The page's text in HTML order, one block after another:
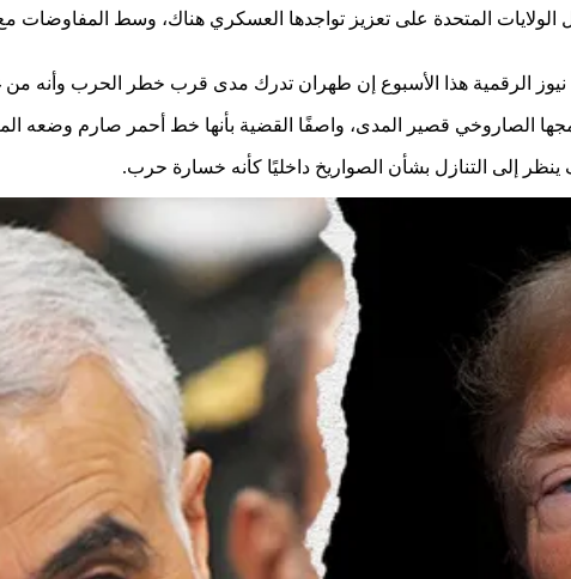
المتحدة على تعزيز تواجدها العسكري هناك، وسط المفاوضات
هذا الأسبوع إن طهران تدرك مدى قرب خطر الحرب وأنه من
الصاروخي قصير المدى، واصفًا القضية بأنها خط أحمر صارم وضعه